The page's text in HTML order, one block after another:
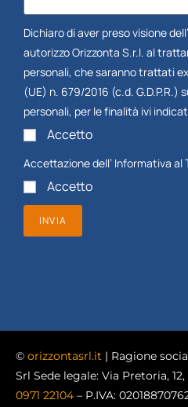
Dichiaro di aver preso visione dell’
autorizzo Orizzonta S.r.l. al
personali, che saranno trattati
(UE) n. 679/2016 (c.d. G.D.P.R.)
personali, per le finalità ivi
Accetto
Accettazione dell’ Informativa al
Accetto
INVIA
© orizzontasrl.it | Ragione
Srl Sede legale: Via Pretoria,
0971 22104 – P.IVA: